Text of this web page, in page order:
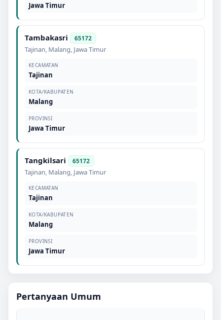
Jawa Timur
Tambakasri 65172
Tajinan, Malang, Jawa Timur
KECAMATAN
Tajinan
KOTA/KABUPATEN
Malang
PROVINSI
Jawa Timur
Tangkilsari 65172
Tajinan, Malang, Jawa Timur
KECAMATAN
Tajinan
KOTA/KABUPATEN
Malang
PROVINSI
Jawa Timur
Pertanyaan Umum